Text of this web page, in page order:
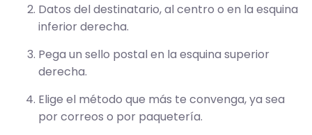
Datos del destinatario, al centro o en la esquina
inferior derecha.
Pega un sello postal en la esquina superior
derecha.
Elige el método que más te convenga, ya sea
por correos o por paquetería.